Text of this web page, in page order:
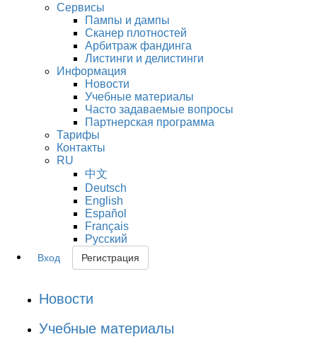
Сервисы
Пампы и дампы
Сканер плотностей
Арбитраж фандинга
Листинги и делистинги
Информация
Новости
Учебные материалы
Часто задаваемые вопросы
Партнерская программа
Тарифы
Контакты
RU
中文
Deutsch
English
Español
Français
Русский
Вход Регистрация
Новости
Учебные материалы